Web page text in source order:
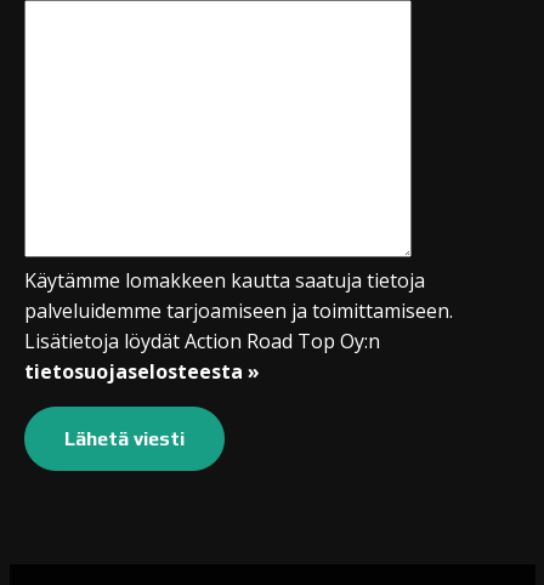
Käytämme lomakkeen kautta saatuja tietoja
palveluidemme tarjoamiseen ja toimittamiseen.
Lisätietoja löydät Action Road Top Oy:n
tietosuojaselosteesta »